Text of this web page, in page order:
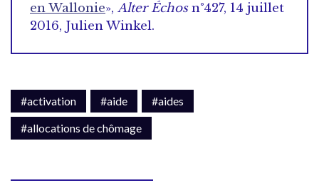
en Wallonie», Alter Échosn°427, 14 juillet
2016, Julien Winkel.
#activation #aide
#aides
#allocations de chômage